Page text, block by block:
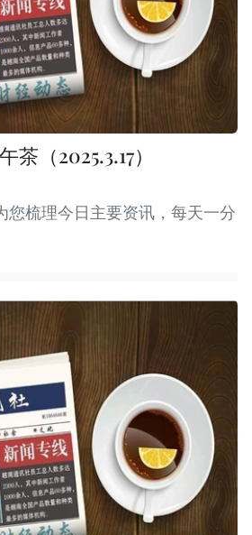
（2025.3.17）
您梳理今日主要资讯，每天一分